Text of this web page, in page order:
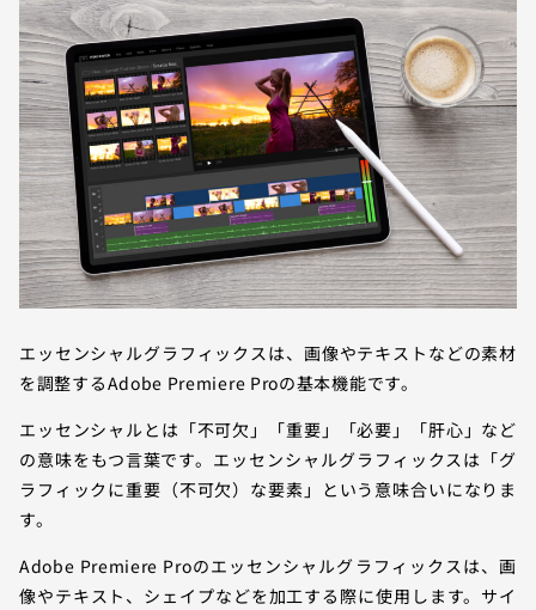
エッセンシャルグラフィックスは、画像やテキストなどの素材
を調整するAdobe Premiere Proの基本機能です。
エッセンシャルとは「不可欠」「重要」「必要」「肝心」など
の意味をもつ言葉です。エッセンシャルグラフィックスは「グ
ラフィックに重要（不可欠）な要素」という意味合いになりま
す。
Adobe Premiere Proのエッセンシャルグラフィックスは、画
像やテキスト、シェイプなどを加工する際に使用します。サイ